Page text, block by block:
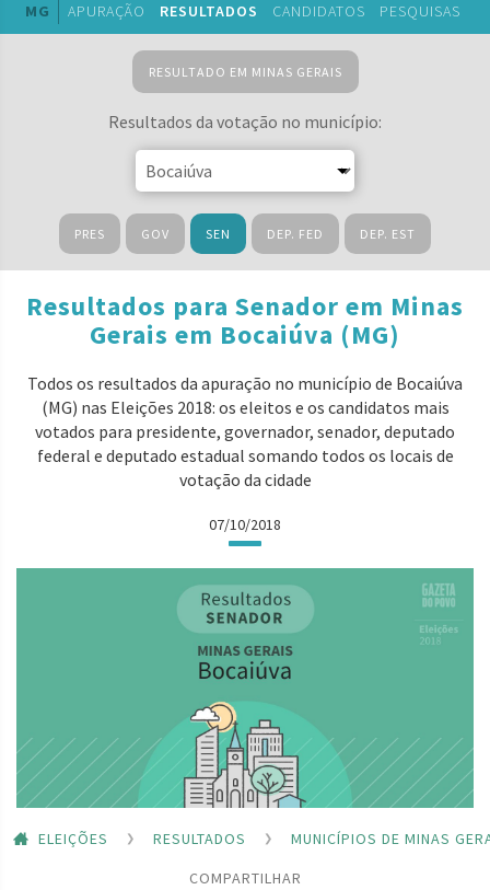
MG APURAÇÃO RESULTADOS CANDIDATOS PESQUISAS
RESULTADO EM MINAS GERAIS
Resultados da votação no município:
PRES GOV SEN DEP. FED DEP. EST
Resultados para Senador em Minas
Gerais em Bocaiúva (MG)
Todos os resultados da apuração no município de Bocaiúva
(MG) nas Eleições 2018: os eleitos e os candidatos mais
votados para presidente, governador, senador, deputado
federal e deputado estadual somando todos os locais de
votação da cidade
07/10/2018
ELEIÇÕES RESULTADOS
MUNICÍPIOS DE MINAS
COMPARTILHAR